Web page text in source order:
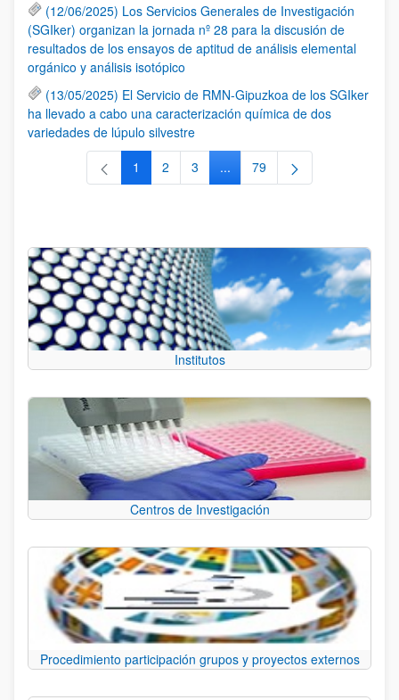
(12/06/2025) Los Servicios Generales de Investigación
(SGIker) organizan la jornada nº 28 para la discusión de
resultados de los ensayos de aptitud de análisis elemental
orgánico y análisis isotópico
(13/05/2025) El Servicio de RMN-Gipuzkoa de los SGIker
ha llevado a cabo una caracterización química de dos
variedades de lúpulo silvestre
Página
1 Página
2 Página
3 ...Páginas intermedias Use TAB
Página
79
Institutos
Centros de Investigación
Procedimiento participación grupos y proyectos externos